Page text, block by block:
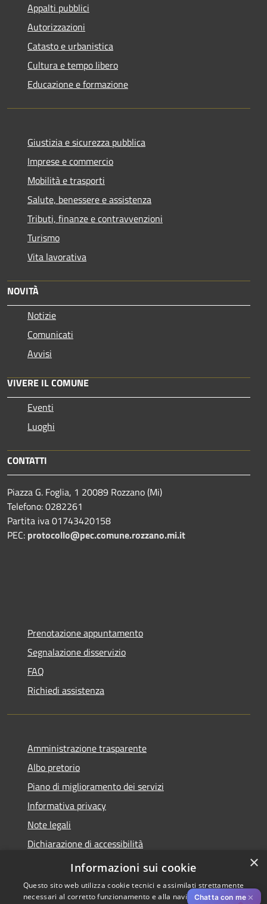
Appalti pubblici
Autorizzazioni
Catasto e urbanistica
Cultura e tempo libero
Educazione e formazione
Giustizia e sicurezza pubblica
Imprese e commercio
Mobilità e trasporti
Salute, benessere e assistenza
Tributi, finanze e contravvenzioni
Turismo
Vita lavorativa
NOVITÀ
Notizie
Comunicati
Avvisi
VIVERE IL COMUNE
Eventi
Luoghi
CONTATTI
Piazza G. Foglia, 1 20089 Rozzano (Mi)
Telefono: 0282261
Partita iva 01743420158
PEC: protocollo@pec.comune.rozzano.mi.it
Prenotazione appuntamento
Segnalazione disservizio
FAQ
Richiedi assistenza
Amministrazione trasparente
Albo pretorio
Piano di miglioramento dei servizi
Informativa privacy
Note legali
Dichiarazione di accessibilità
Obiettivi di accessibilità per l'anno 2025
Chatta con me ✕
×
Informazioni sui cookie
Questo sito web utilizza cookie tecnici e assimilati strettamente
necessari al corretto funzionamento e alla navigazione del sito,